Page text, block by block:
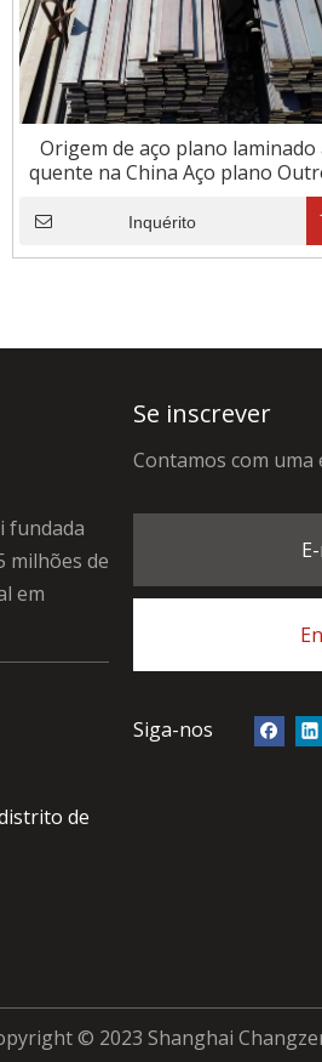
Origem de aço plano laminado
quente na China Aço plano
produtos Barra de aço
Barra plana
Inquérito
fundada
milhões de
em
de
Se inscrever
Contamos com uma
Siga-nos
© 2023 Shanghai